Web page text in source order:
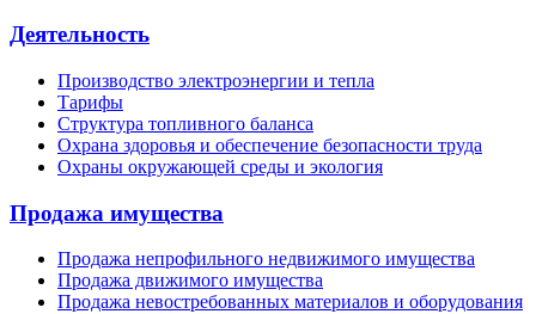
Деятельность
Производство электроэнергии и тепла
Тарифы
Структура топливного баланса
Охрана здоровья и обеспечение безопасности труда
Охраны окружающей среды и экология
Продажа имущества
Продажа непрофильного недвижимого имущества
Продажа движимого имущества
Продажа невостребованных материалов и оборудования